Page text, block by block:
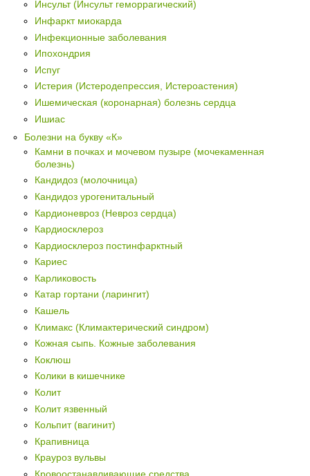
Инсульт (Инсульт геморрагический)
Инфаркт миокарда
Инфекционные заболевания
Ипохондрия
Испуг
Истерия (Истеродепрессия, Истероастения)
Ишемическая (коронарная) болезнь сердца
Ишиас
Болезни на букву «К»
Камни в почках и мочевом пузыре (мочекаменная
болезнь)
Кандидоз (молочница)
Кандидоз урогенитальный
Кардионевроз (Невроз сердца)
Кардиосклероз
Кардиосклероз постинфарктный
Кариес
Карликовость
Катар гортани (ларингит)
Кашель
Климакс (Климактерический синдром)
Кожная сыпь. Кожные заболевания
Коклюш
Колики в кишечнике
Колит
Колит язвенный
Кольпит (вагинит)
Крапивница
Крауроз вульвы